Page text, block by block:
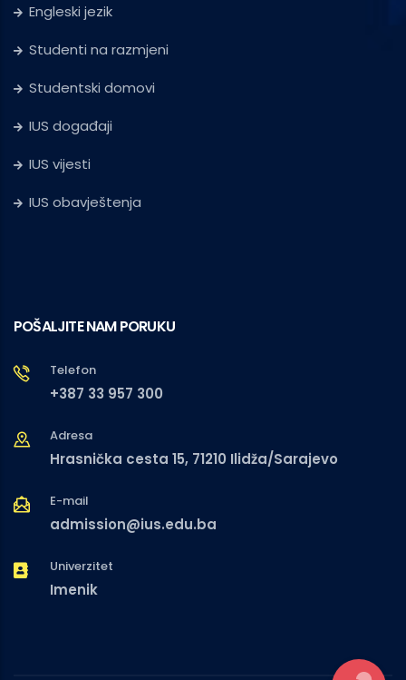
Engleski jezik
Studenti na razmjeni
Studentski domovi
IUS događaji
IUS vijesti
IUS obavještenja
POŠALJITE NAM PORUKU
Telefon
+387 33 957 300
Adresa
Hrasnička cesta 15, 71210 Ilidža/Sarajevo
E-mail
admission@ius.edu.ba
Univerzitet
Imenik